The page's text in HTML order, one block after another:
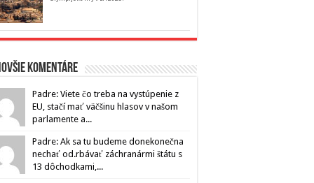
komentáre
Padre: Viete čo treba na vystúpenie z
EU, stačí mať väčšinu hlasov v našom
parlamente a...
Padre: Ak sa tu budeme donekonečna
nechať od.rbávať záchranármi štátu s
13 dôchodkami,...